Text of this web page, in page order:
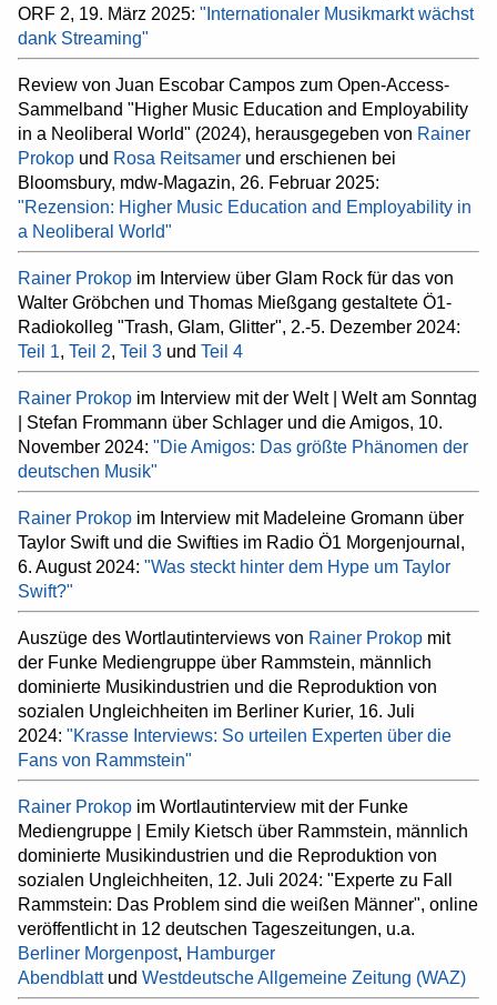
ORF 2, 19. März 2025: "Internationaler Musikmarkt wächst
dank Streaming"
Review von Juan Escobar Campos zum Open-Access-
Sammelband "Higher Music Education and Employability
in a Neoliberal World" (2024), herausgegeben von Rainer
Prokop und Rosa Reitsamer und erschienen bei
Bloomsbury, mdw-Magazin, 26. Februar 2025:
"Rezension: Higher Music Education and Employability in
a Neoliberal World"
Rainer Prokop im Interview über Glam Rock für das von
Walter Gröbchen und Thomas Mießgang gestaltete Ö1-
Radiokolleg "Trash, Glam, Glitter", 2.-5. Dezember 2024:
Teil 1, Teil 2, Teil 3 und Teil 4
Rainer Prokop im Interview mit der Welt | Welt am Sonntag
| Stefan Frommann über Schlager und die Amigos, 10.
November 2024: "Die Amigos: Das größte Phänomen der
deutschen Musik"
Rainer Prokop im Interview mit Madeleine Gromann über
Taylor Swift und die Swifties im Radio Ö1 Morgenjournal,
6. August 2024: "Was steckt hinter dem Hype um Taylor
Swift?"
Auszüge des Wortlautinterviews von Rainer Prokop mit
der Funke Mediengruppe über Rammstein, männlich
dominierte Musikindustrien und die Reproduktion von
sozialen Ungleichheiten im Berliner Kurier, 16. Juli
2024: "Krasse Interviews: So urteilen Experten über die
Fans von Rammstein"
Rainer Prokop im Wortlautinterview mit der Funke
Mediengruppe | Emily Kietsch über Rammstein, männlich
dominierte Musikindustrien und die Reproduktion von
sozialen Ungleichheiten, 12. Juli 2024: "Experte zu Fall
Rammstein: Das Problem sind die weißen Männer", online
veröffentlicht in 12 deutschen Tageszeitungen, u.a.
Berliner Morgenpost, Hamburger
Abendblattund Westdeutsche Allgemeine Zeitung (WAZ)